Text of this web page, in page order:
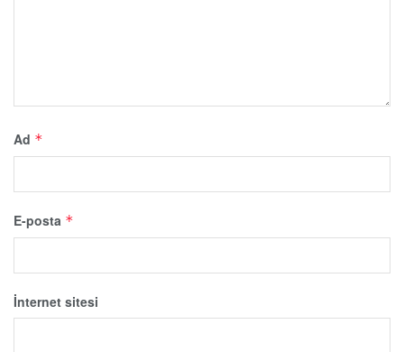
Ad *
E-posta *
İnternet sitesi